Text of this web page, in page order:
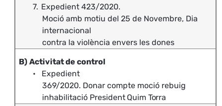
7. Expedient 423/2020.
Moció amb motiu del 25 de Novembre, Dia
internacional
contra la violència envers les dones
B) Activitat de control
•
Expedient
369/2020. Donar compte moció rebuig
inhabilitació President Quim Torra